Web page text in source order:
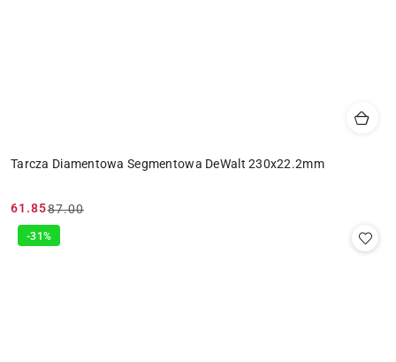
Tarcza Diamentowa Segmentowa DeWalt 230x22.2mm
Cena
promocyjna:
61.85
Cena
przed
87.00
-31%